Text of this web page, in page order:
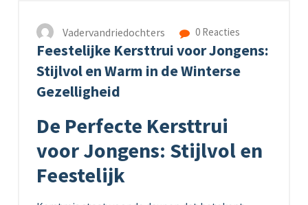
Vadervandriedochters 0 Reacties
Feestelijke Kersttrui voor Jongens:
Stijlvol en Warm in de Winterse
Gezelligheid
De Perfecte Kersttrui
voor Jongens: Stijlvol en
Feestelijk